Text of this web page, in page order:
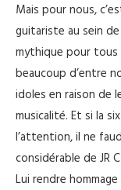
Mais pour nous,
guitariste au sein
mythique pour tous
beaucoup d’entre
idoles en raison de
musicalité. Et si la
l’attention, il ne
considérable de JR
Lui rendre